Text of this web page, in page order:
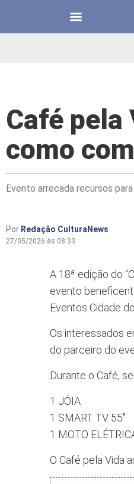
Café pela
como
Evento arrecada recursos
Por Redação CulturaNews
27/05/2026 às 08:33
A 18ª edição do
evento
Eventos Cidade
Os interessados
do parceiro do
Durante o Café,
1 JÓIA
1 SMART TV 55″
1 MOTO
O Café pela Vida